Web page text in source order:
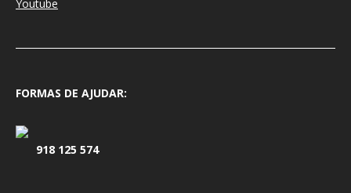
Youtube
FORMAS DE AJUDAR:
918 125 574